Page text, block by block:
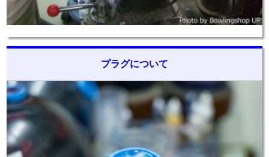
プラグについて